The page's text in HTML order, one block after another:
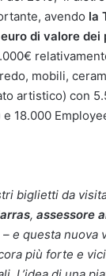
avendo la
di valore dei
mobili,
artistico) con
18.000
biglietti da
, assessore
– e questa nuova
più forte e